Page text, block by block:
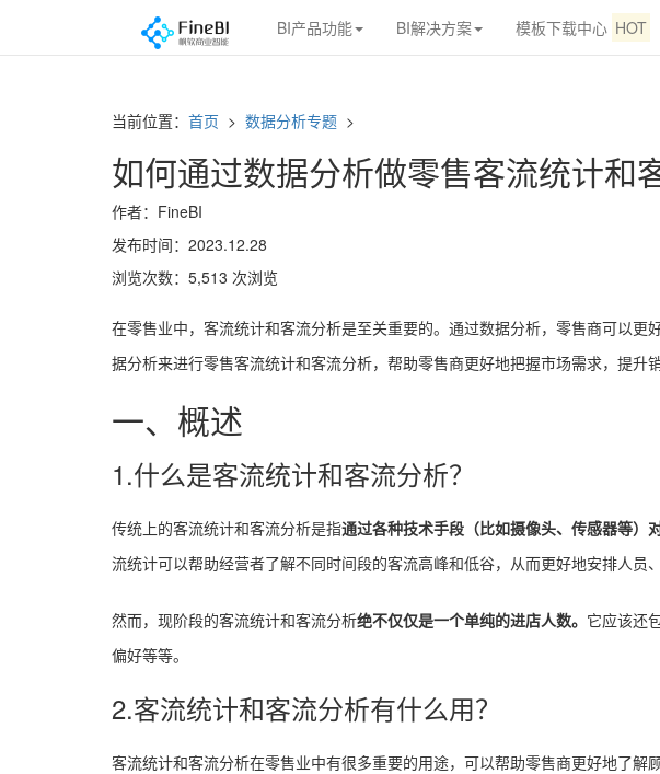
BI产品功能 BI解决方案 模板下载中心 HOT
当前位置： 首页 > 数据分析专题 >
如何通过数据分析做零售客流统计和
作者：FineBI
发布时间：2023.12.28
浏览次数：5,513 次浏览
在零售业中，客流统计和客流分析是至关重要的。通过数据分析，零售商可以
据分析来进行零售客流统计和客流分析，帮助零售商更好地把握市场需求，提升销
一、概述
1.什么是客流统计和客流分析？
传统上的客流统计和客流分析是指通过各种技术手段（比如摄像头、传感器等）
流统计可以帮助经营者了解不同时间段的客流高峰和低谷，从而更好地安排人员
然而，现阶段的客流统计和客流分析绝不仅仅是一个单纯的进店人数。 它应该还
偏好等等。
2.客流统计和客流分析有什么用？
客流统计和客流分析在零售业中有很多重要的用途，可以帮助零售商更好地了